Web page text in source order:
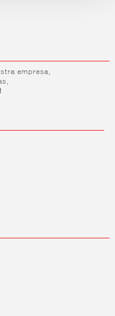
empresa,